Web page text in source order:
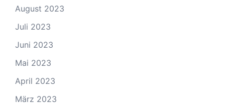
August 2023
Juli 2023
Juni 2023
Mai 2023
April 2023
März 2023